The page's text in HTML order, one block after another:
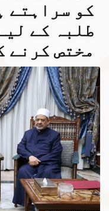
کو سراہتے
طلبہ کے
مختص کرنے